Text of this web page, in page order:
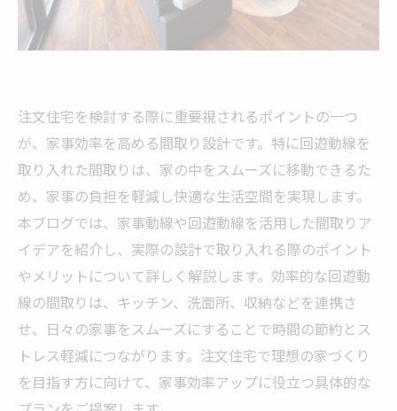
注文住宅を検討する際に重要視されるポイントの一つ
が、家事効率を高める間取り設計です。特に回遊動線を
取り入れた間取りは、家の中をスムーズに移動できるた
め、家事の負担を軽減し快適な生活空間を実現します。
本ブログでは、家事動線や回遊動線を活用した間取りア
イデアを紹介し、実際の設計で取り入れる際のポイント
やメリットについて詳しく解説します。効率的な回遊動
線の間取りは、キッチン、洗面所、収納などを連携さ
せ、日々の家事をスムーズにすることで時間の節約とス
トレス軽減につながります。注文住宅で理想の家づくり
を目指す方に向けて、家事効率アップに役立つ具体的な